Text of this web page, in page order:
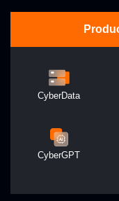
CyberData
CyberGPT